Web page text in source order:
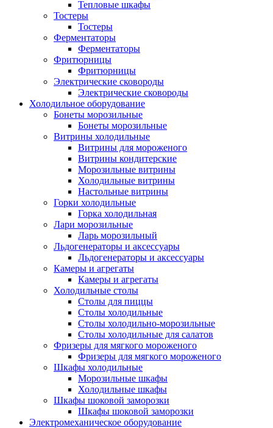
Тепловые шкафы
Тостеры
Тостеры
Ферментаторы
Ферментаторы
Фритюрницы
Фритюрницы
Электрические сковороды
Электрические сковороды
Холодильное оборудование
Бонеты морозильные
Бонеты морозильные
Витрины холодильные
Витрины для мороженого
Витрины кондитерские
Морозильные витрины
Холодильные витрины
Настольные витрины
Горки холодильные
Горка холодильная
Лари морозильные
Ларь морозильный
Льдогенераторы и аксессуары
Льдогенераторы и аксессуары
Камеры и агрегаты
Камеры и агрегаты
Холодильные столы
Столы для пиццы
Столы холодильные
Столы холодильно-морозильные
Столы холодильные для салатов
Фризеры для мягкого мороженого
Фризеры для мягкого мороженого
Шкафы холодильные
Mорозильные шкафы
Холодильные шкафы
Шкафы шоковой заморозки
Шкафы шоковой заморозки
Электромеханическое оборудование